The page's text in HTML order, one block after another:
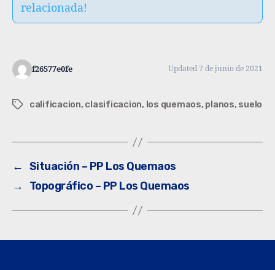
relacionada!
f26577e0fe Updated 7 de junio de 2021
calificacion, clasificacion, los quemaos, planos, suelo
← Situación – PP Los Quemaos
→
Topográfico – PP Los Quemaos